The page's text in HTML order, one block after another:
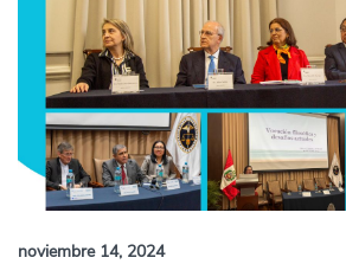
noviembre 14, 2024